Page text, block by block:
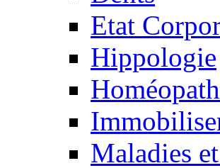
Etat
Hippologie
Maladies